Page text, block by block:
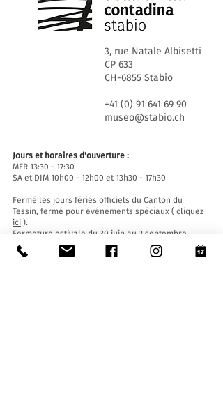
3, rue Natale Albisetti
CP 633
CH-6855 Stabio
+41 (0) 91 641 69 90
museo@stabio.ch
Jours et horaires d'ouverture :
MER 13:30 - 17:30
SA et DIM 10h00 - 12h00 et 13h30 - 17h30
Fermé les jours fériés officiels du Canton du
Tessin, fermé pour événements spéciaux ( cliquez
ici ).
Fermeture estivale du 30 juin au 2 septembre
inclus.
Fermeture hivernale du 19 décembre au 14 janvier